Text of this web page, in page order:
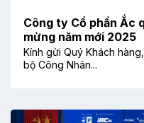
Công ty Cổ phần Ắc
mừng năm mới 2025
Kính gửi Quý Khách
bộ Công Nhân...